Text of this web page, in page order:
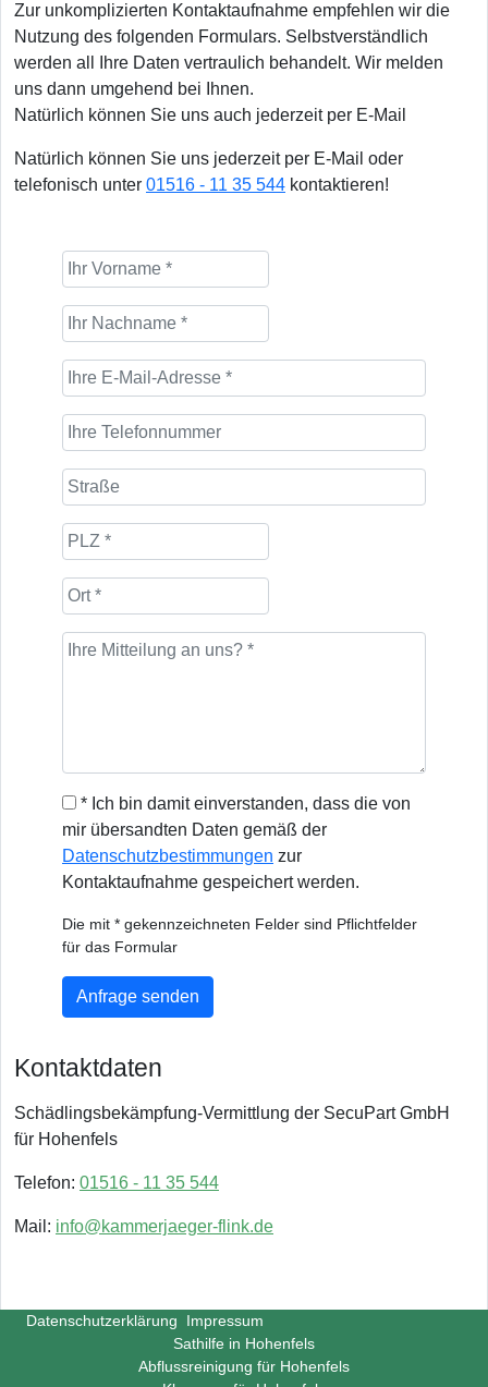
Zur unkomplizierten Kontaktaufnahme empfehlen wir die
Nutzung des folgenden Formulars. Selbstverständlich
werden all Ihre Daten vertraulich behandelt. Wir melden
uns dann umgehend bei Ihnen.
Natürlich können Sie uns auch jederzeit per E-Mail
Natürlich können Sie uns jederzeit per E-Mail oder
telefonisch unter 01516 - 11 35 544 kontaktieren!
* Ich bin damit einverstanden, dass die von
mir übersandten Daten gemäß der
Datenschutzbestimmungen zur
Kontaktaufnahme gespeichert werden.
Die mit * gekennzeichneten Felder sind Pflichtfelder
für das Formular
Anfrage senden
Kontaktdaten
Schädlingsbekämpfung-Vermittlung der SecuPart GmbH
für Hohenfels
Telefon: 01516 - 11 35 544
Mail: info@kammerjaeger-flink.de
Datenschutzerklärung
Impressum
Sathilfe in Hohenfels
Abflussreinigung für Hohenfels